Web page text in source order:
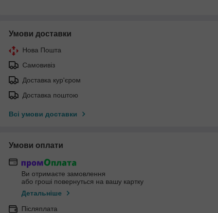
Умови доставки
Нова Пошта
Самовивіз
Доставка кур'єром
Доставка поштою
Всі умови доставки
Умови оплати
Ви отримаєте замовлення
або гроші повернуться на вашу картку
Детальніше
Післяплата